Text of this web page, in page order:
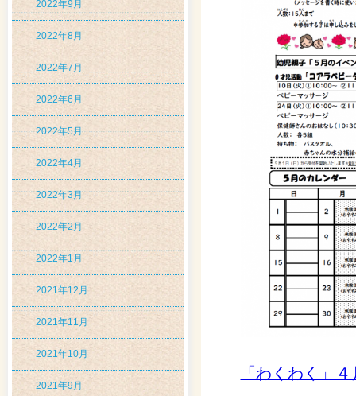
2022年9月
2022年8月
2022年7月
2022年6月
2022年5月
2022年4月
2022年3月
2022年2月
2022年1月
2021年12月
2021年11月
2021年10月
2021年9月
「わくわく」